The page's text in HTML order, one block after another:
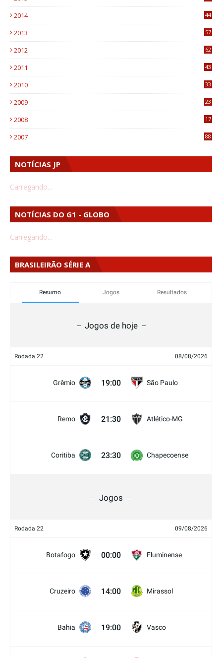
2014
44
2013
57
2012
62
2011
43
2010
33
2009
23
2008
17
2007 88
NOTÍCIAS JP
Carregando...
NOTÍCIAS DO G1 - GLOBO
Carregando...
BRASILEIRÃO SÉRIE A
Resumo Jogos Resultados
Jogos de hoje
Rodada 22 08/08/2026
Grêmio 19:00 São Paulo
Remo 21:30 Atlético-MG
Coritiba 23:30 Chapecoense
Jogos
Rodada 22 09/08/2026
Botafogo 00:00 Fluminense
Cruzeiro 14:00 Mirassol
Bahia 19:00 Vasco